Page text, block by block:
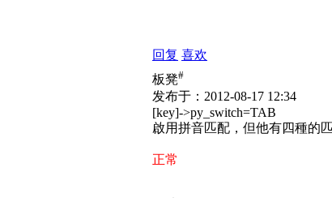
回复 喜欢
板凳#
发布于：2012-08-17 12:34
[key]->py_switch=TAB
啟用拼音匹配，但他有四種的
正常